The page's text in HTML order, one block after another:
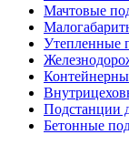
Мачтовые
Утепленные
Подстанции
Бетонные